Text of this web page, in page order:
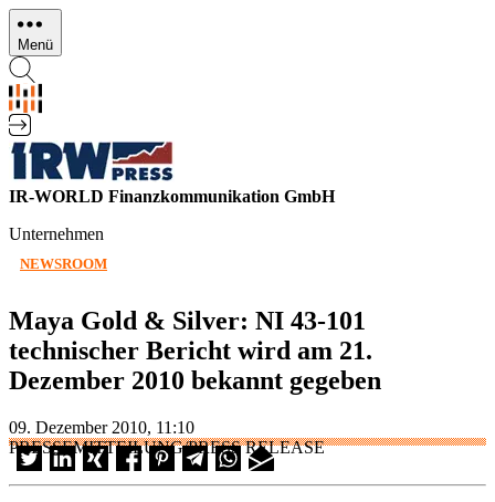
Direkt
zum
Inhalt
Menü
IR-WORLD Finanzkommunikation GmbH
Unternehmen
NEWSROOM
Maya Gold & Silver: NI 43-101
technischer Bericht wird am 21.
Dezember 2010 bekannt gegeben
09. Dezember 2010, 11:10
PRESSEMITTEILUNG/PRESS RELEASE